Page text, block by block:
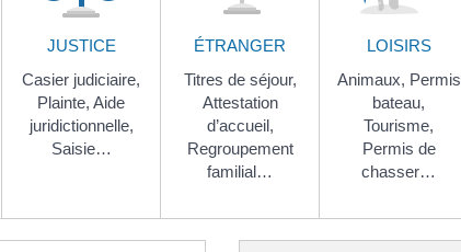
JUSTICE
Casier judiciaire,
Plainte, Aide
juridictionnelle,
Saisie…
ÉTRANGER
Titres de séjour,
Attestation
d’accueil,
Regroupement
familial…
LOISIRS
Animaux, Permis
bateau,
Tourisme,
Permis de
chasser…